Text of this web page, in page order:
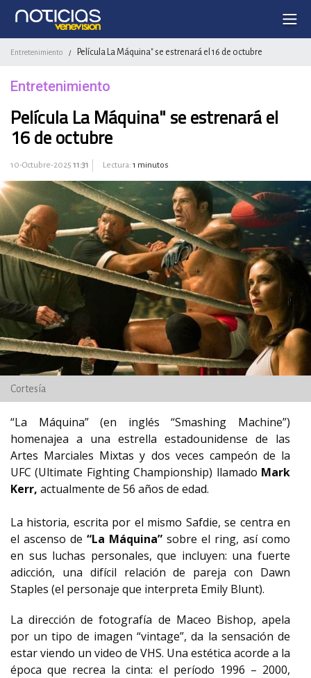
Entretenimiento / Película La Máquina" se estrenará el 16 de octubre
Entretenimiento
Película La Máquina" se estrenará el
16 de octubre
10-Octubre-2025 11:31 Lectura: 1 minutos
Cortesía
“La Máquina” (en inglés “Smashing Machine”)
homenajea a una estrella estadounidense de las
Artes Marciales Mixtas y dos veces campeón de la
UFC (Ultimate Fighting Championship) llamado Mark
Kerr, actualmente de 56 años de edad.
La historia, escrita por el mismo Safdie, se centra en
el ascenso de “La Máquina” sobre el ring, así como
en sus luchas personales, que incluyen: una fuerte
adicción, una difícil relación de pareja con Dawn
Staples (el personaje que interpreta Emily Blunt).
La dirección de fotografía de Maceo Bishop, apela
por un tipo de imagen “vintage”, da la sensación de
estar viendo un video de VHS. Una estética acorde a la
época que recrea la cinta: el período 1996 – 2000,